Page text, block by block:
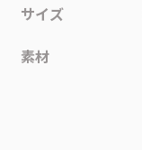
サイズ
素材